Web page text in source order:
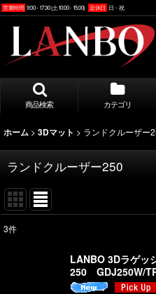
営業時間 9:00 - 17:30 (土10:00 - 15:00) 定休日 日・祝
商品検索 カテゴリ
ホーム > 3Dマット > ランドクルーザー
ランドクルーザー250
3件
LANBO 3Dラゲッ
250 GDJ250W/